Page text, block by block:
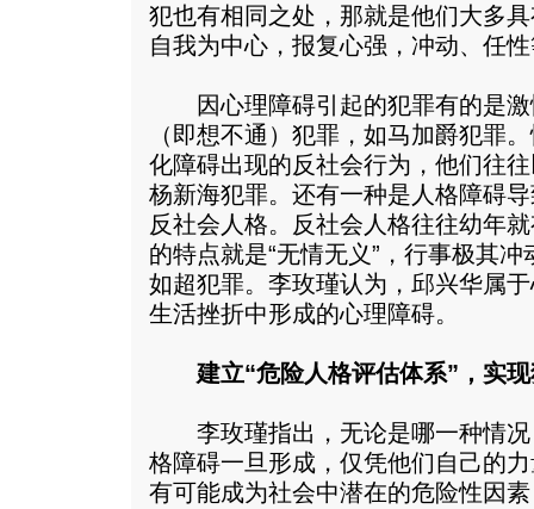
犯也有相同之处，那就是他们大多
自我为中心，报复心强，冲动、任
因心理障碍引起的犯罪有的是激
（即想不通）犯罪，如马加爵犯罪
化障碍出现的反社会行为，他们往
杨新海犯罪。还有一种是人格障碍
反社会人格。反社会人格往往幼年
的特点就是“无情无义”，行事极其
如超犯罪。李玫瑾认为，邱兴华属
生活挫折中形成的心理障碍。
建立“危险人格评估体系”，实
李玫瑾指出，无论是哪一种情况
格障碍一旦形成，仅凭他们自己的
有可能成为社会中潜在的危险性因